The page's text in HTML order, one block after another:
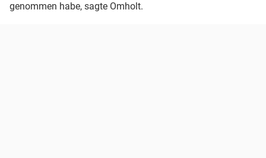
genommen habe, sagte Omholt.